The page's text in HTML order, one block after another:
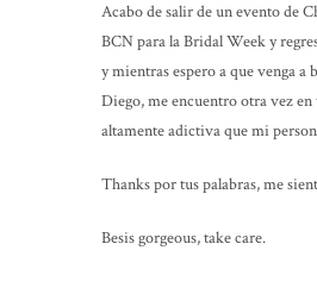
Acabo de salir de un evento de
BCN para la Bridal Week y
y mientras espero a que venga
Diego, me encuentro otra vez en
altamente adictiva que mi
Thanks por tus palabras, me
Besis gorgeous, take care.